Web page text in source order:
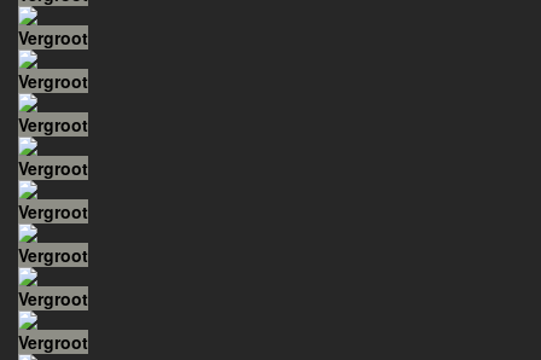
Vergroot
Vergroot
Vergroot
Vergroot
Vergroot
Vergroot
Vergroot
Vergroot